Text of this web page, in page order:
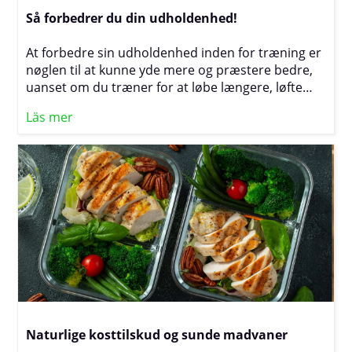
Så forbedrer du din udholdenhed!
At forbedre sin udholdenhed inden for træning er
nøglen til at kunne yde mere og præstere bedre,
uanset om du træner for at løbe længere, løfte
hverdagen. Ved at kombinere de rette
langdistancetræning, med en afbalanceret kost og
tilstrækkelig restitution, kan du gradvist øge din
udholdenhed og nå dine mål. I denne artikel
gennemgår vi effektive metoder til at opbygge
udholdenhed og maksimere dit
træningspotentiale.
Läs mer
Naturlige kosttilskud og sunde madvaner